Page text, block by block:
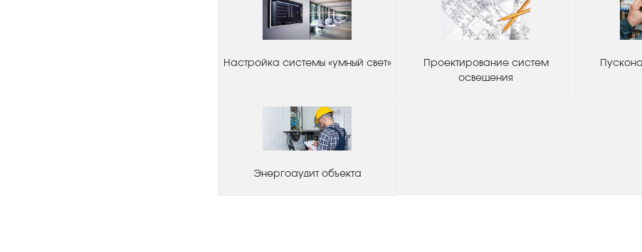
Настройка системы «умный свет»
Проектирование систем
освещения
Энергоаудит объекта